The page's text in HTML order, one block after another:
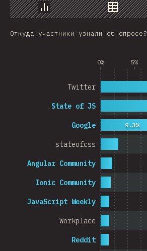
Cambodia
ASM
График Данные
Откуда участники узнали об опросе?
0% 5%
Reddit
Workplace
JavaScript Weekly
Ionic Community
Angular Community
stateofcss
Google
State of JS
Twitter
9.3%